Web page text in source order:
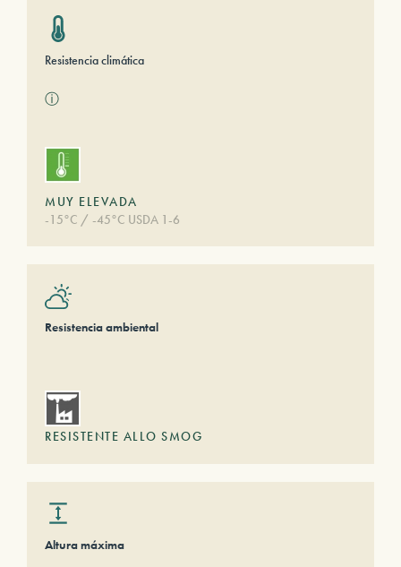
Resistencia climática
ⓘ
MUY ELEVADA
-15°C / -45°C USDA 1-6
Resistencia ambiental
RESISTENTE ALLO SMOG
Altura máxima